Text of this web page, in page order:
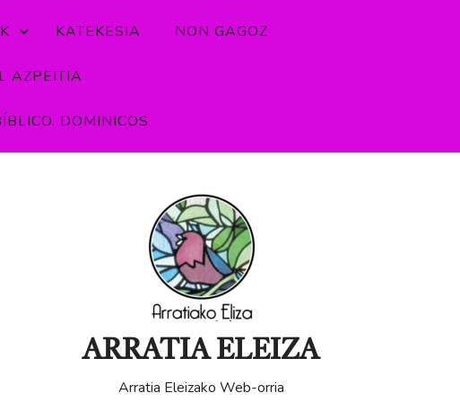
KATEKESIA NON GAGOZ
AZPEITIA
DOMINICOS
ARRATIA ELEIZA
Arratia Eleizako Web-orria